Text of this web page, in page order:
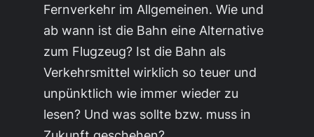
Fernverkehr im Allgemeinen. Wie und
ab wann ist die Bahn eine Alternative
zum Flugzeug? Ist die Bahn als
Verkehrsmittel wirklich so teuer und
unpünktlich wie immer wieder zu
lesen? Und was sollte bzw. muss in